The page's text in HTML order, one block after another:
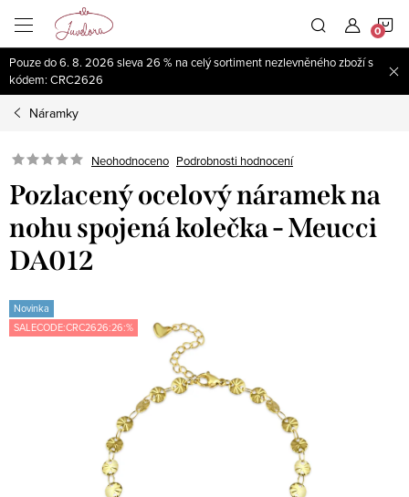
obsah
Pouze do 6. 8. 2026 sleva 26 % na celý sortiment nezlevněného zboží s
kódem: CRC2626
Náramky
Neohodnoceno Podrobnosti hodnocení
Pozlacený ocelový náramek na
nohu spojená kolečka - Meucci
DA012
Novinka
SALECODE:CRC2626:26:%